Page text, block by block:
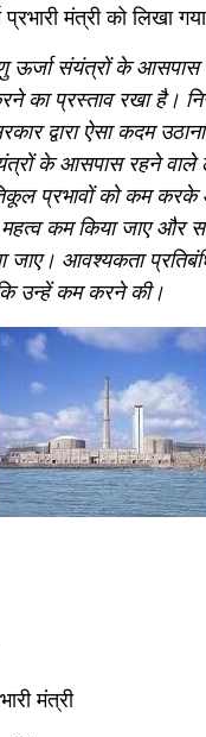
प्रभारी मंत्री को लिखा
ऊर्जा संयंत्रों के आसपास
का प्रस्ताव रखा है।
द्वारा ऐसा कदम उठाना
के आसपास रहने वाले
प्रभावों को कम करके
महत्व कम किया जाए और
जाए। आवश्यकता
उन्हें कम करने की।
मंत्री